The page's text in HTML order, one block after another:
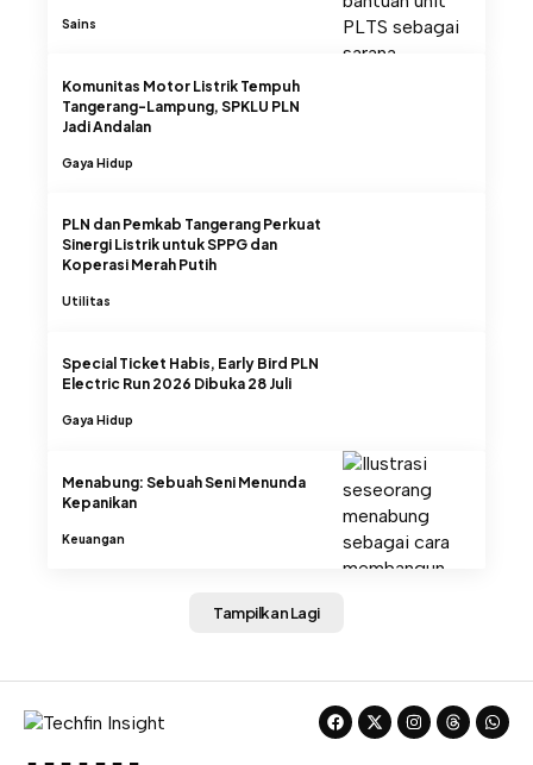
Sains
Komunitas Motor Listrik Tempuh
Tangerang-Lampung, SPKLU PLN
Jadi Andalan
Gaya Hidup
PLN dan Pemkab Tangerang Perkuat
Sinergi Listrik untuk SPPG dan
Koperasi Merah Putih
Utilitas
Special Ticket Habis, Early Bird PLN
Electric Run 2026 Dibuka 28 Juli
Gaya Hidup
Menabung: Sebuah Seni Menunda
Kepanikan
Keuangan
Tampilkan Lagi